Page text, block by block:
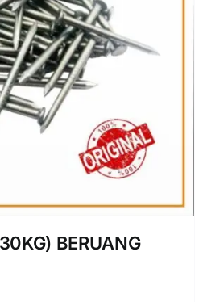
BERUANG